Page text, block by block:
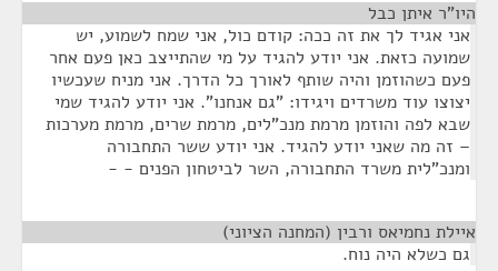
היו"ר איתן כבל
אני אגיד לך את זה ככה: קודם כול, אני שמח לשמוע, יש
שמועה כזאת. אני יודע להגיד על מי שהתייצב כאן פעם אחר
פעם כשהוזמן והיה שותף לאורך כל הדרך. אני מניח שעכשיו
יצוצו עוד משרדים ויגידו: "גם אנחנו". אני יודע להגיד שמי
שבא לפה והוזמן מרמת מנכ"לים, מרמת שרים, מרמת מערכות
– זה מה שאני יודע להגיד. אני יודע ששר התחבורה
ומנכ"לית משרד התחבורה, השר לביטחון הפנים - -
איילת נחמיאס ורבין (המחנה הציוני)
גם כשלא היה נוח.